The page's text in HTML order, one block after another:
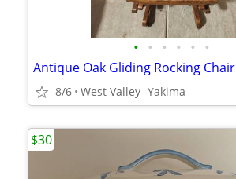
• • • • • •
Antique Oak Gliding Rocking Chair
8/6 West Valley -Yakima
$30